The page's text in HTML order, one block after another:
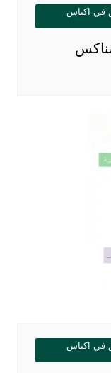
في اكياس
في اكياس